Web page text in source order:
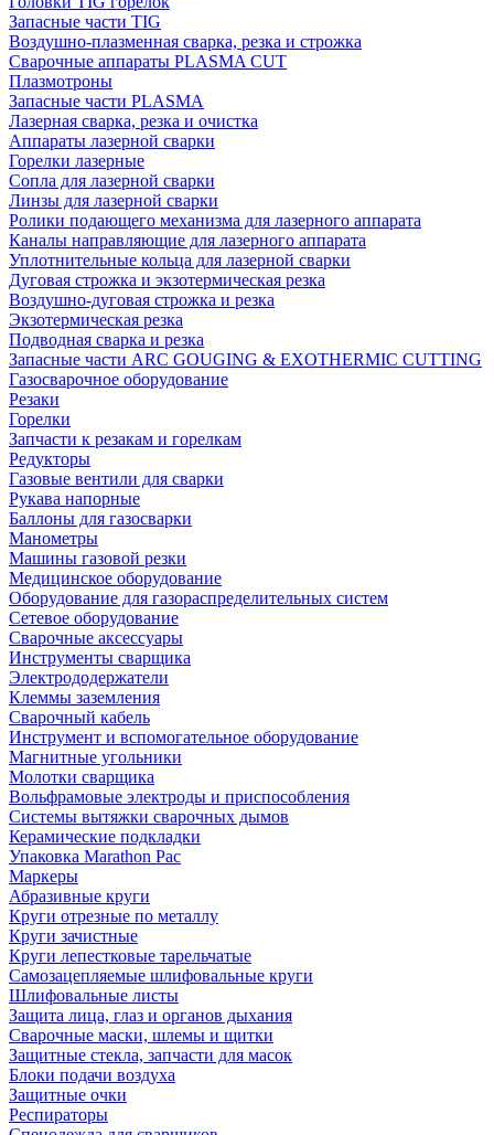
Запасные части TIG
Воздушно-плазменная сварка, резка и строжка
Сварочные аппараты PLASMA CUT
Плазмотроны
Запасные части PLASMA
Лазерная сварка, резка и очистка
Аппараты лазерной сварки
Горелки лазерные
Сопла для лазерной сварки
Линзы для лазерной сварки
Ролики подающего механизма для лазерного аппарата
Каналы направляющие для лазерного аппарата
Уплотнительные кольца для лазерной сварки
Дуговая строжка и экзотермическая резка
Воздушно-дуговая строжка и резка
Экзотермическая резка
Подводная сварка и резка
Запасные части ARC GOUGING & EXOTHERMIC CUTTING
Газосварочное оборудование
Резаки
Горелки
Запчасти к резакам и горелкам
Редукторы
Газовые вентили для сварки
Рукава напорные
Баллоны для газосварки
Манометры
Машины газовой резки
Медицинское оборудование
Оборудование для газораспределительных систем
Сетевое оборудование
Сварочные аксессуары
Инструменты сварщика
Электрододержатели
Клеммы заземления
Сварочный кабель
Инструмент и вспомогательное оборудование
Магнитные угольники
Молотки сварщика
Вольфрамовые электроды и приспособления
Системы вытяжки сварочных дымов
Керамические подкладки
Упаковка Marathon Pac
Маркеры
Абразивные круги
Круги отрезные по металлу
Круги зачистные
Круги лепестковые тарельчатые
Самозацепляемые шлифовальные круги
Шлифовальные листы
Защита лица, глаз и органов дыхания
Сварочные маски, шлемы и щитки
Защитные стекла, запчасти для масок
Блоки подачи воздуха
Защитные очки
Респираторы